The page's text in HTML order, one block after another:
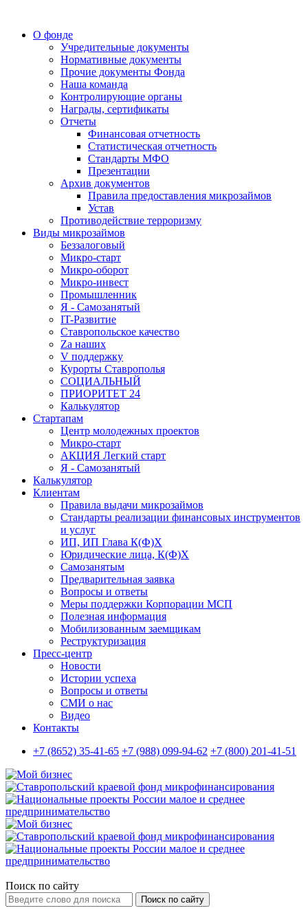
О фонде
Учредительные документы
Нормативные документы
Прочие документы Фонда
Наша команда
Контролирующие органы
Награды, сертификаты
Отчеты
Финансовая отчетность
Статистическая отчетность
Стандарты МФО
Презентации
Архив документов
Правила предоставления микрозаймов
Устав
Противодействие терроризму
Виды микрозаймов
Беззалоговый
Микро-старт
Микро-оборот
Микро-инвест
Промышленник
Я - Самозанятый
IT-Развитие
Ставропольское качество
Za наших
V поддержку
Курорты Ставрополья
СОЦИАЛЬНЫЙ
ПРИОРИТЕТ 24
Калькулятор
Стартапам
Центр молодежных проектов
Микро-старт
АКЦИЯ Легкий старт
Я - Самозанятый
Калькулятор
Клиентам
Правила выдачи микрозаймов
Стандарты реализации финансовых инструментов
и услуг
ИП, ИП Глава К(Ф)Х
Юридические лица, К(Ф)Х
Самозанятым
Предварительная заявка
Вопросы и ответы
Меры поддержки Корпорации МСП
Полезная информация
Мобилизованным заемщикам
Реструктуризация
Пресс-центр
Новости
Истории успеха
Вопросы и ответы
СМИ о нас
Видео
Контакты
+7 (8652) 35-41-65 +7 (988) 099-94-62 +7 (800) 201-41-51
Поиск по сайту
Поиск по сайту